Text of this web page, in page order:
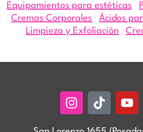
Equipamientos para estéticas
Cremas Corporales Ácidos
Limpieza y Exfoliación
Instagram
Tiktok